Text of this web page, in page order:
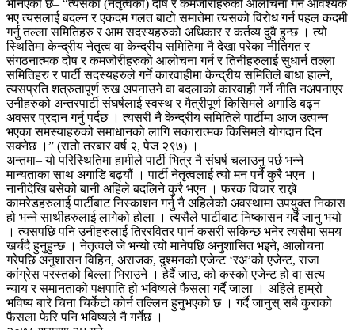
भनिएको छ– “त्यसका (नेतृत्वका) दोष र कमजोरीहरुको आलोचना गर्न आवश्यक
भए त्यसलाई बदल्न र एकदम गलत बाटो समातेमा त्यसको विरोध गर्न पहल कदमी
गर्नु तल्ला समितिहरु र आम सदस्यहरुको अधिकार र कर्तव्य दुवै हुन्छ । त्यो
स्थितिमा केन्द्रीय नेतृत्व वा केन्द्रीय समितिमा नै देखा परेका नीतिगत र
संगठनात्मक दोष र कमजोरीहरुको आलोचना गर्न र तिनीहरुलाई सुधार्न तल्ला
समितिहरु र पार्टी सदस्यहरुले गर्ने कारवाहीमा केन्द्रीय समितिले बाधा हाल्ने,
त्यसप्रति शत्रुतापूर्ण रुख अपनाउने वा बदलाको कारवाही गर्ने नीति नअपनाएर
उनीहरुको अन्तरपार्टी संघर्षलाई स्वस्थ र मैत्रीपूर्ण किसिमले अगाडि बढ्न
अवसर प्रदान गर्नु पर्दछ । त्यसरी नै केन्द्रीय समितिले पार्टीमा आज उत्पन्न
भएका समस्याहरुको समाधानको लागि सकारात्मक किसिमले योगदान दिन
सक्नेछ ।” (रातो तरबार वर्ष २, पेज २९७) ।
अन्तमा– यो परिस्थितिमा हामीले पार्टी भित्र नै संघर्ष चलाउनु पर्छ भन्ने
मान्यताका साथ अगाडि बढ्यौं । पार्टी नेतृत्वलाई त्यो मन पर्ने कुरै भएन ।
नानीदेखि बसेको बानी अहिले बदलिने कुरै भएन । फरक विचार राख्ने
कामरेडहरुलाई पार्टीबाट निस्काशन गर्नु नै अहिलेको अवस्थामा उपयुक्त निकास
हो भन्ने साथीहरुलाई लागेको होला । त्यसैले पार्टीबाट निष्कासन गर्दै जानु भयो
। त्यसपछि पनि उनीहरुलाई तिररवितर पार्न कसरी सकिन्छ भनेर त्यसैमा समय
खर्चदै हुनुहुन्छ । नेतृत्वले जे भन्यो त्यो मानेपछि अनुशासित भइने, आलोचना
गरेपछि अनुशासन विहिन, अराजक, दुश्मनको एजेन्ट ‘रअ’को एजेन्ट, राजा
कांग्रेस परस्तको बिल्ला भिराउने । हेर्दै जाउ, को कस्को एजेन्ट हो वा सत्य
न्याय र समानताको पक्षपाति हो भविष्यले फैसला गर्दै जाला । अहिले हाम्रो
भविष्य बारे चिना चिर्केटो कोर्न तल्लिन हुनुभएको छ । गर्दै जानुस् सबै कुराको
फैसला फेरि पनि भविष्यले नै गर्नेछ ।